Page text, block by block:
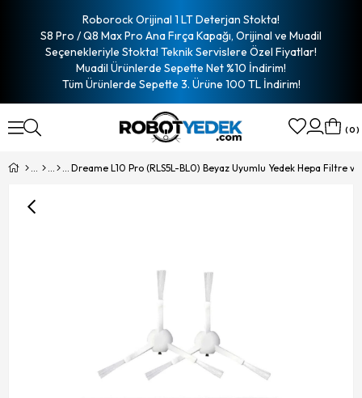
Roborock Orijinal 1 LT Deterjan Stokta!
S8 Pro / Q8 Max Pro Ana Fırça Kapağı, Orijinal ve Muadil
Seçenekleriyle Stokta! Teknik Servislere Özel Fiyatlar!
Muadil Ürünlerde Sepette Net %10 İndirim!
Tüm Ürünlerde Sepette 3. Ürüne 100 TL İndirim!
0